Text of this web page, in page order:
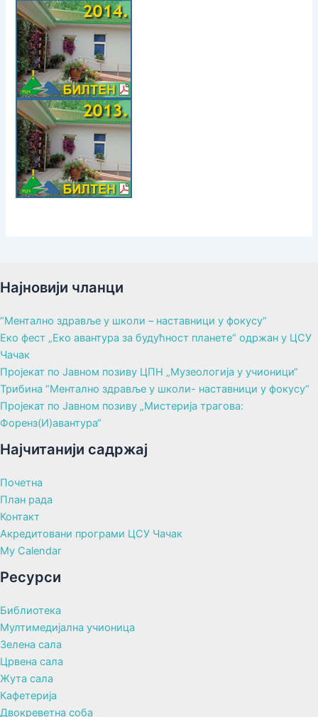
Најновији чланци
“Ментално здравље у школи – наставници у фокусу“
Еко фест „Еко авантура за будућност планете“ одржан у ЦСУ
Чачак
Пројекат по Јавном позиву ЦПН „Музеологија у учионици“
Трибина “Ментално здравље у школи- наставници у фокусу“
Пројекат по Јавном позиву „Мистерија трагова:
Форенз(И)авантура“
Најчитанији садржај
Почетна
План рада
Контакт
Акредитовани програми ЦСУ Чачак
My Calendar
Ресурси
Библиотека
Мултимедијална учионица
Зелена сала
Црвена сала
Жута сала
Кафетерија
Двокреветна соба